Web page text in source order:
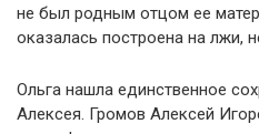
не был родным отцом ее
оказалась построена на лжи,
Ольга нашла единственное
Алексея. Громов Алексей